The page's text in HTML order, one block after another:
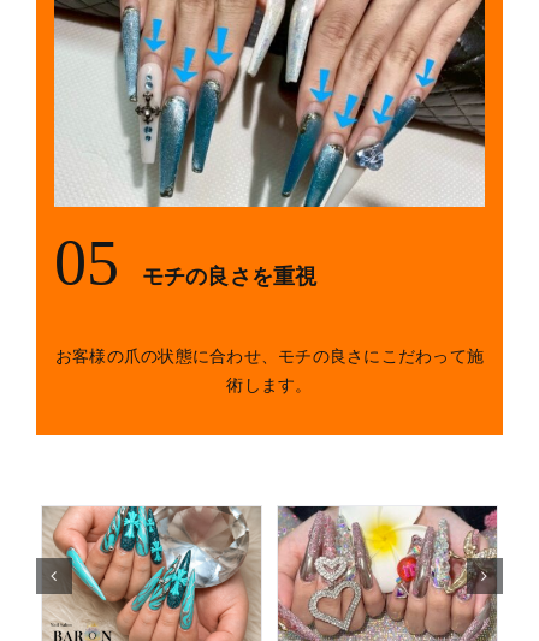
05 モチの良さを重視
お客様の爪の状態に合わせ、モチの良さにこだわって施
術します。